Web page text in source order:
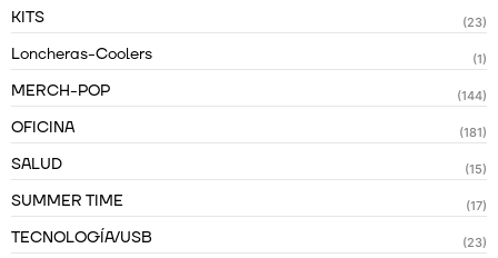
KITS (23)
Loncheras-Coolers (1)
MERCH-POP (144)
OFICINA (181)
SALUD (15)
SUMMER TIME (17)
TECNOLOGÍA/USB (23)